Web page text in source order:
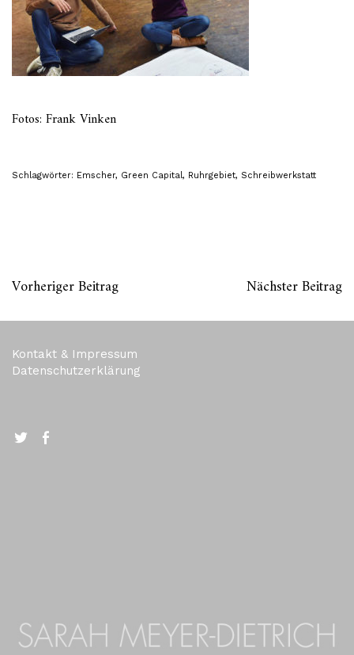
Fotos: Frank Vinken
Schlagwörter: Emscher, Green Capital, Ruhrgebiet, Schreibwerkstatt
Vorheriger Beitrag Nächster Beitrag
Kontakt & Impressum
Datenschutzerklärung